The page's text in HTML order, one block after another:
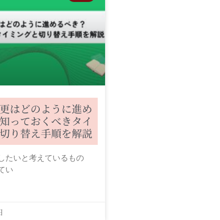
はどのように進め
っておくべきタイ
り替え手順を解説
たいと考えているもの
い